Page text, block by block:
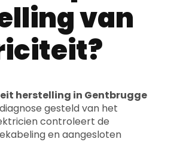
van
herstelling in Gentbrugge
gesteld van het
controleert de
en aangesloten